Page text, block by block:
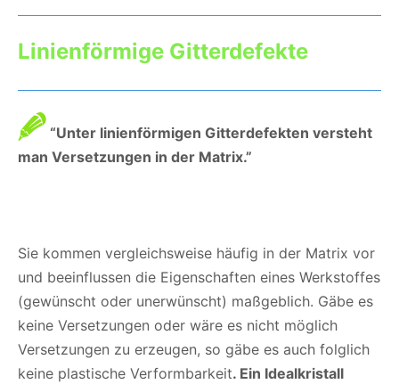
Linienförmige Gitterdefekte
“Unter linienförmigen Gitterdefekten versteht
man Versetzungen in der Matrix.”
Sie kommen vergleichsweise häufig in der Matrix vor
und beeinflussen die Eigenschaften eines Werkstoffes
(gewünscht oder unerwünscht) maßgeblich. Gäbe es
keine Versetzungen oder wäre es nicht möglich
Versetzungen zu erzeugen, so gäbe es auch folglich
keine plastische Verformbarkeit. Ein Idealkristall